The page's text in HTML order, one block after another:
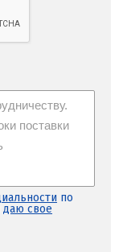
по
даю свое